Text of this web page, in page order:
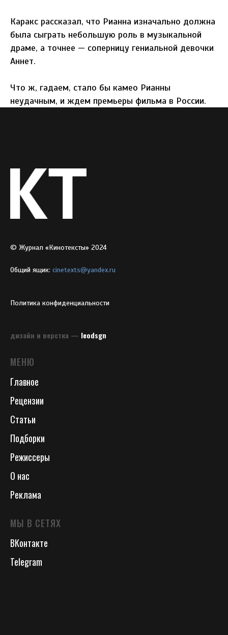
Каракс рассказал, что Рианна изначально должна
была сыграть небольшую роль в музыкальной
драме, а точнее — соперницу гениальной девочки
Аннет.
Что ж, гадаем, стало бы камео Рианны
неудачным, и ждем премьеры фильма в России.
© Журнал «Кинотексты» 2024
Общий ящик: cinetexts@yandex.ru
Политика конфиденциальности
дизайн и верстка — leodsgn
МЕНЮ
Главное
Рецензии
Статьи
Подборки
Режиссеры
О нас
Реклама
МЫ В СЕТЯХ
ВКонтакте
Telegram